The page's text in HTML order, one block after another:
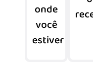
onde
você
estiver